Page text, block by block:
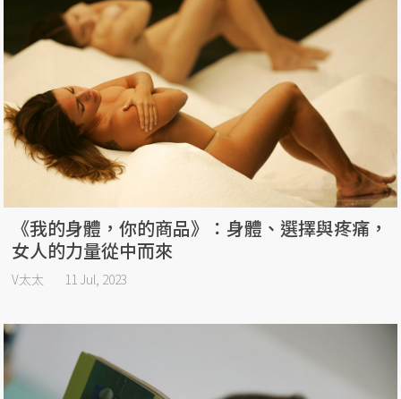
《我的身體，你的商品》：身體、選擇與疼痛，
女人的力量從中而來
V太太 11 Jul, 2023